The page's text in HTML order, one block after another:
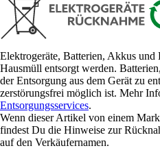
Elektrogeräte, Batterien, Akkus
Hausmüll entsorgt werden.
der Entsorgung aus dem Gerät zu
zerstörungsfrei möglich ist. Mehr
Entsorgungsservices.
Wenn dieser Artikel von einem
findest Du die Hinweise zur
auf den Verkäufernamen.